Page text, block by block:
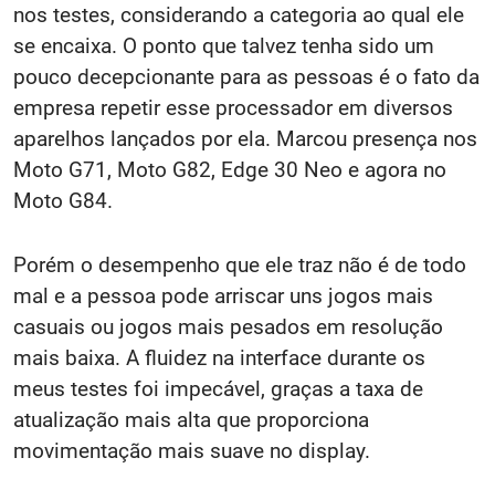
nos testes, considerando a categoria ao qual ele
se encaixa. O ponto que talvez tenha sido um
pouco decepcionante para as pessoas é o fato da
empresa repetir esse processador em diversos
aparelhos lançados por ela. Marcou presença nos
Moto G71, Moto G82, Edge 30 Neo e agora no
Moto G84.
Porém o desempenho que ele traz não é de todo
mal e a pessoa pode arriscar uns jogos mais
casuais ou jogos mais pesados em resolução
mais baixa. A fluidez na interface durante os
meus testes foi impecável, graças a taxa de
atualização mais alta que proporciona
movimentação mais suave no display.